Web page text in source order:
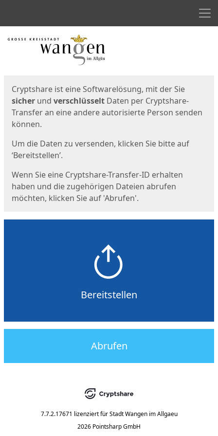
Start
Cryptshare ist eine Softwarelösung, mit der Sie
sicher und verschlüsselt Daten per Cryptshare-
Transfer an eine andere autorisierte Person senden
können.
Um die Daten zu versenden, klicken Sie bitte auf
‘Bereitstellen’.
Wenn Sie eine Cryptshare-Transfer-ID erhalten
haben und die zugehörigen Dateien abrufen
möchten, klicken Sie auf 'Abrufen'.
Bereitstellen
Abrufen
7.7.2.17671 lizenziert für Stadt Wangen im Allgaeu
2026 Pointsharp GmbH